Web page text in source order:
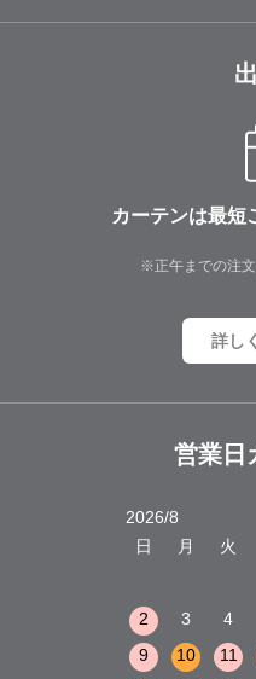
カーテンは最短
※正午までの注
詳し
営業日
2026/8
日
月 火
2
3 4
9
10 11